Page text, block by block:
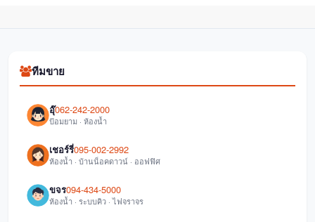
ทีมขาย
อุ๊062-242-2000
ป้อมยาม · ห้องน้ำ
เชอร์รี่095-002-2992
ห้องน้ำ · บ้านน็อคดาวน์ · ออฟฟิศ
ขจร094-434-5000
ห้องน้ำ · ระบบคิว · ไฟจราจร